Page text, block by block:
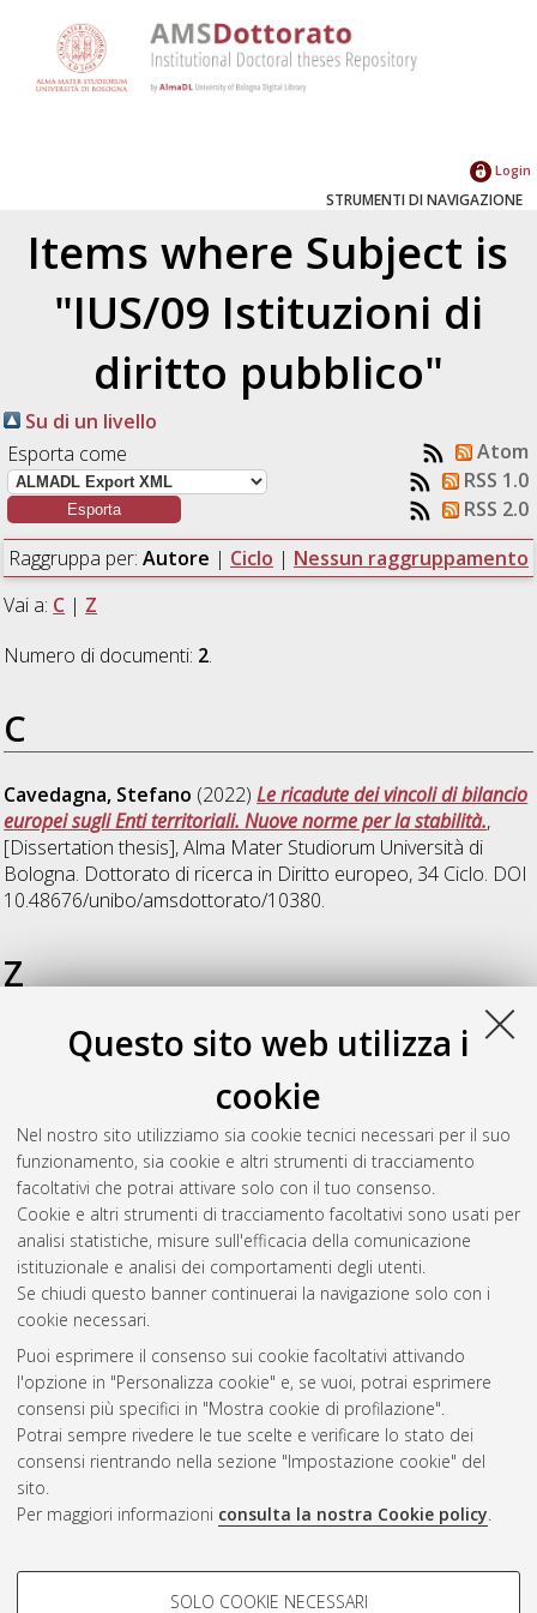
Questo sito web utilizza i
cookie
Nel nostro sito utilizziamo sia cookie tecnici necessari per il suo
funzionamento, sia cookie e altri strumenti di tracciamento
facoltativi che potrai attivare solo con il tuo consenso.
Cookie e altri strumenti di tracciamento facoltativi sono usati per
analisi statistiche, misure sull'efficacia della comunicazione
istituzionale e analisi dei comportamenti degli utenti.
Se chiudi questo banner continuerai la navigazione solo con i
cookie necessari.
Puoi esprimere il consenso sui cookie facoltativi attivando
l'opzione in "Personalizza cookie" e, se vuoi, potrai esprimere
consensi più specifici in "Mostra cookie di profilazione".
Potrai sempre rivedere le tue scelte e verificare lo stato dei
consensi rientrando nella sezione "Impostazione cookie" del
sito.
Per maggiori informazioni consulta la nostra Cookie policy.
COOKIE DI PROFILAZIONE -
SOLO COOKIE NECESSARI
Login
STRUMENTI DI NAVIGAZIONE
Items where Subject is
"IUS/09 Istituzioni di
diritto pubblico"
Su di un livello
Esporta come
Atom
RSS 1.0
RSS 2.0
Raggruppa per: Autore | Ciclo | Nessun raggruppamento
Vai a: C | Z
Numero di documenti: 2.
C
Cavedagna, Stefano (2022)Le ricadute dei vincoli di bilancio
europei sugli Enti territoriali. Nuove norme per la stabilità.,
[Dissertation thesis], Alma Mater Studiorum Università di
Bologna. Dottorato di ricerca in Diritto europeo, 34 Ciclo. DOI
10.48676/unibo/amsdottorato/10380.
Z
Zambelli, Luca(2022)I nuovi operatori del mondo sportivo e
la tutela della salute nella dimensione dei moderni servizi di
, [Dissertation thesis], Alma Mater Studiorum
Università di Bologna. Dottorato di ricerca in
del benessere e degli stili di vita, 34 Ciclo. DOI
10.48676/unibo/amsdottorato/10497.
Questa lista e' stata generata il Wed Aug 5 20:31:34 2026
Atom
Rss 1.0
Rss 2.0
ISSN: 2038-7946
Impostazioni Cookie
Informativa sulla privacy